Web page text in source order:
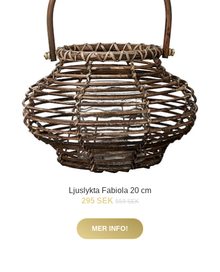
Ljuslykta Fabiola 20 cm
295 SEK 559 SEK
MER INFO!